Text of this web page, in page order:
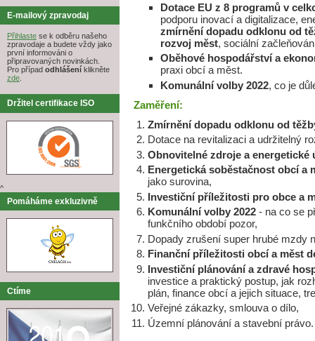
E-mailový zpravodaj
Přihlaste se k odběru našeho
zpravodaje a budete vždy jako
první informováni o
připravovaných novinkách.
Pro případ odhlášení klikněte
zde.
Držitel certifikace ISO
^
Pomáháme exkluzivně
Ctíme
Dotace EU z 8 programů v
podporu inovací a digitalizace,
zmírnění dopadu odklonu od
rozvoj měst, sociální
Oběhové hospodářství a
praxi obcí a měst.
Komunální volby 2022, co je
Zaměření:
Zmírnění dopadu odklonu od
Dotace na revitalizaci a udržitelný
Obnovitelné zdroje a energetické
Energetická soběstačnost obcí a
jako surovina,
Investiční příležitosti pro obce a
Komunální volby 2022 - na co se
funkčního období pozor,
Dopady zrušení super hrubé mzdy
Finanční příležitosti obcí a měst
Investiční plánování a zdravé
investice a praktický postup, jak
plán, finance obcí a jejich situace,
Veřejné zákazky, smlouva o dílo,
Územní plánování a stavební právo.